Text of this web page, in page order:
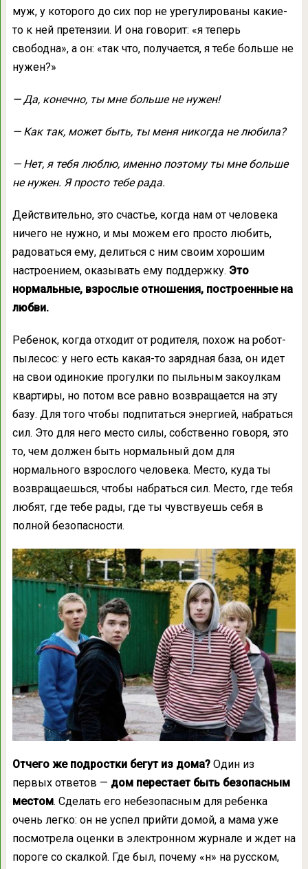
муж, у которого до сих пор не урегулированы какие-
то к ней претензии. И она говорит: «я теперь
свободна», а он: «так что, получается, я тебе больше не
нужен?»
— Да, конечно, ты мне больше не нужен!
— Как так, может быть, ты меня никогда не любила?
— Нет, я тебя люблю, именно поэтому ты мне больше
не нужен. Я просто тебе рада.
Действительно, это счастье, когда нам от человека
ничего не нужно, и мы можем его просто любить,
радоваться ему, делиться с ним своим хорошим
настроением, оказывать ему поддержку. Это
нормальные, взрослые отношения, построенные на
любви.
Ребенок, когда отходит от родителя, похож на робот-
пылесос: у него есть какая-то зарядная база, он идет
на свои одинокие прогулки по пыльным закоулкам
квартиры, но потом все равно возвращается на эту
базу. Для того чтобы подпитаться энергией, набраться
сил. Это для него место силы, собственно говоря, это
то, чем должен быть нормальный дом для
нормального взрослого человека. Место, куда ты
возвращаешься, чтобы набраться сил. Место, где тебя
любят, где тебе рады, где ты чувствуешь себя в
полной безопасности.
Отчего же подростки бегут из дома?Один из
первых ответов — дом перестает быть безопасным
местом. Сделать его небезопасным для ребенка
очень легко: он не успел прийти домой, а мама уже
посмотрела оценки в электронном журнале и ждет на
пороге со скалкой. Где был, почему «н» на русском,